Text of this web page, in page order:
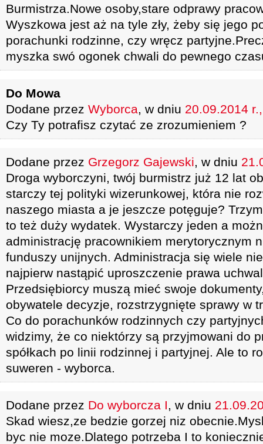
Burmistrza.Nowe osoby,stare odprawy
Wyszkowa jest aż na tyle zły, żeby się jego
porachunki rodzinne, czy wręcz
myszka swó ogonek chwali do pewnego
Do Mowa
Dodane przez Wyborca, w dniu 20.09.2014
Czy Ty potrafisz czytać ze zrozumieniem ?
Dodane przez Grzegorz Gajewski, w dniu
Droga wyborczyni, twój burmistrz już 12 lat
starczy tej polityki wizerunkowej, która nie
naszego miasta a je jeszcze potęguje?
to też duży wydatek. Wystarczy jeden a
administrację pracownikiem merytorycznym
funduszy unijnych. Administracja się wiele
najpierw nastąpić uproszczenie prawa
Przedsiębiorcy muszą mieć swoje
obywatele decyzje, rozstrzygnięte sprawy w
Co do porachunków rodzinnych czy
widzimy, że co niektórzy są przyjmowani do
spółkach po linii rodzinnej i partyjnej. Ale to
suweren - wyborca.
Dodane przez Do wyborcza I, w dniu
Skad wiesz,ze bedzie gorzej niz
byc nie moze.Dlatego potrzeba I to